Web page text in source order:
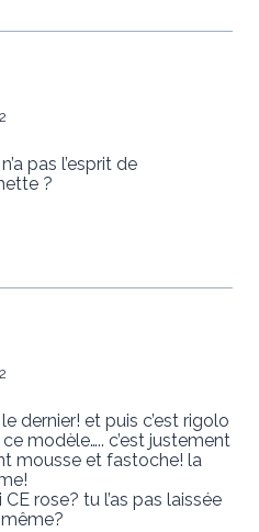
pas l’esprit de
?
dernier! et puis c’est rigolo
modèle….. c’est justement
mousse et fastoche! la
rose? tu l’as pas laissée